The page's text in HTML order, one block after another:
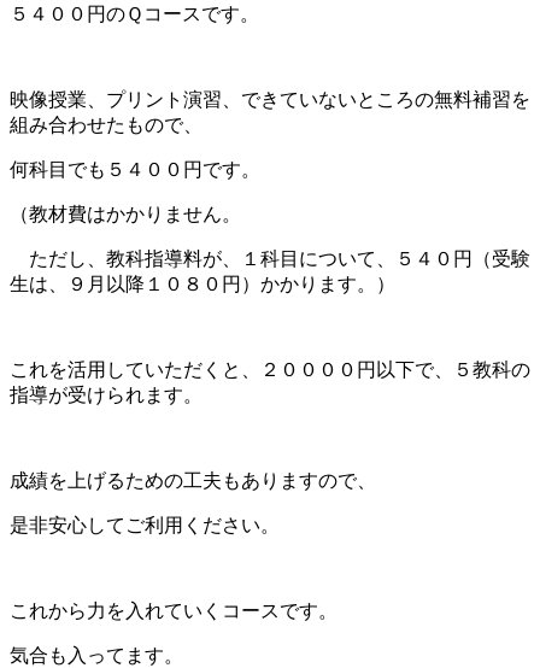
５４００円のＱコースです。
映像授業、プリント演習、できていないところの無料補習を
組み合わせたもので、
何科目でも５４００円です。
（教材費はかかりません。
ただし、教科指導料が、１科目について、５４０円（受験
生は、９月以降１０８０円）かかります。）
これを活用していただくと、２００００円以下で、５教科の
指導が受けられます。
成績を上げるための工夫もありますので、
是非安心してご利用ください。
これから力を入れていくコースです。
気合も入ってます。